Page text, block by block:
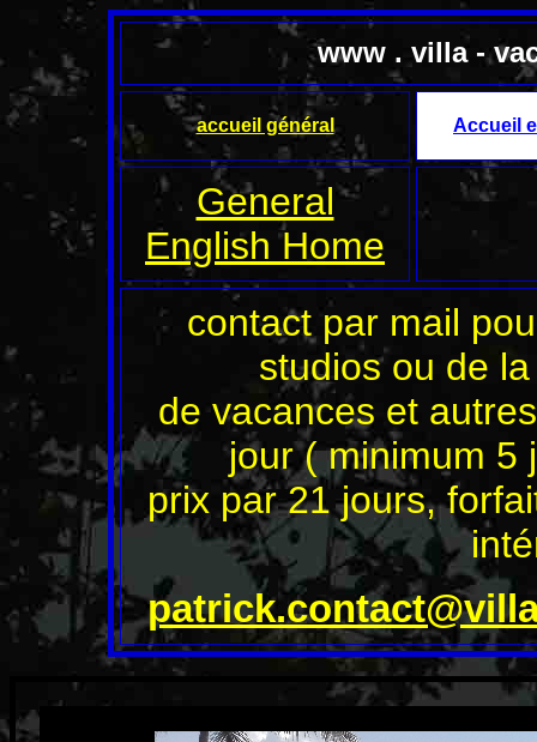
www . villa -
accueil général Accueil
General
English Home
contact par mail
studios ou de
de vacances et
jour ( minimum 5
prix par 21 jours,